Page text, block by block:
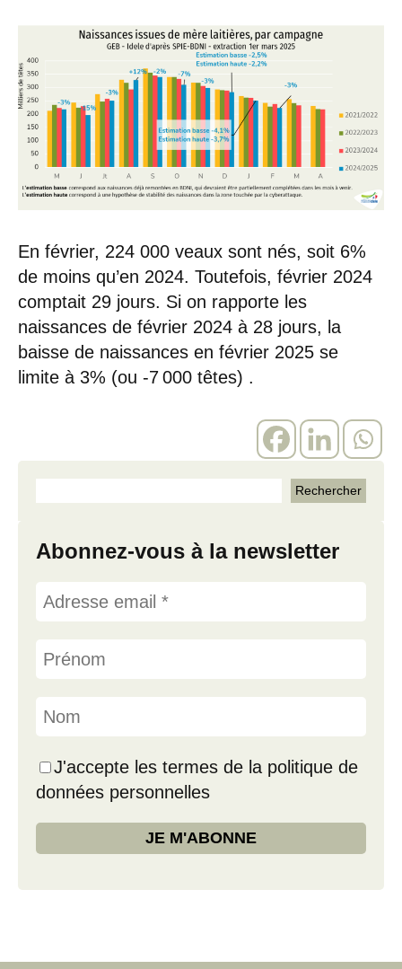
En février, 224 000 veaux sont nés, soit 6%
de moins qu’en 2024. Toutefois, février 2024
comptait 29 jours. Si on rapporte les
naissances de février 2024 à 28 jours, la
baisse de naissances en février 2025 se
limite à 3% (ou -7 000 têtes) .
Abonnez-vous à la newsletter
J'accepte les termes de la politique de
données personnelles